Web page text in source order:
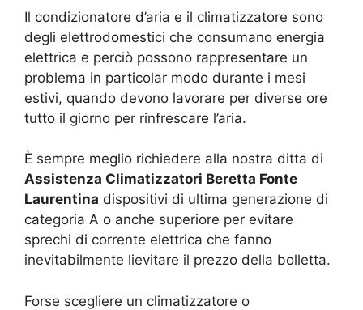
Il condizionatore d’aria e il climatizzatore sono
degli elettrodomestici che consumano energia
elettrica e perciò possono rappresentare un
problema in particolar modo durante i mesi
estivi, quando devono lavorare per diverse ore
tutto il giorno per rinfrescare l’aria.
È sempre meglio richiedere alla nostra ditta di
Assistenza Climatizzatori Beretta Fonte
Laurentina dispositivi di ultima generazione di
categoria A o anche superiore per evitare
sprechi di corrente elettrica che fanno
inevitabilmente lievitare il prezzo della bolletta.
Forse scegliere un climatizzatore o